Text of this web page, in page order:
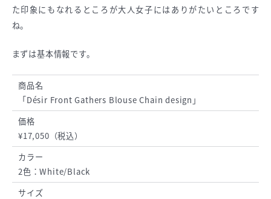
た印象にもなれるところが大人女子にはありがたいところです
ね。
まずは基本情報です。
商品名
「Désir Front Gathers Blouse Chain design」
価格
¥17,050（税込）
カラー
2色：White/Black
サイズ